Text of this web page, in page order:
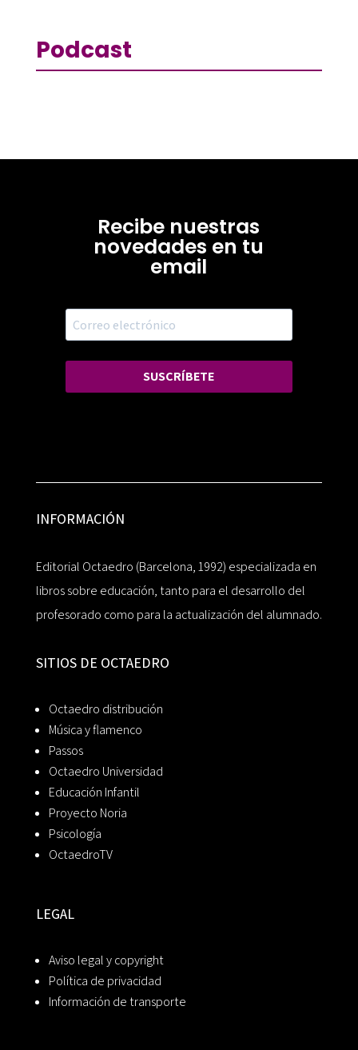
Podcast
Recibe nuestras
novedades en tu
email
SUSCRÍBETE
INFORMACIÓN
Editorial Octaedro (Barcelona, 1992) especializada en
libros sobre educación, tanto para el desarrollo del
profesorado como para la actualización del alumnado.
SITIOS DE OCTAEDRO
Octaedro distribución
Música y flamenco
Passos
Octaedro Universidad
Educación Infantil
Proyecto Noria
Psicología
OctaedroTV
LEGAL
Aviso legal y copyright
Política de privacidad
Información de transporte